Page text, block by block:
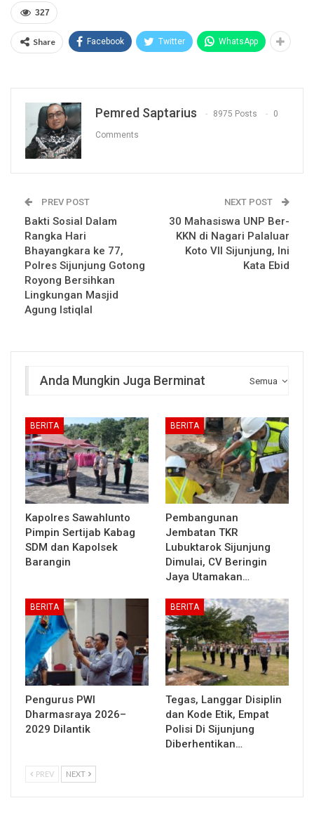
327
Share Facebook Twitter WhatsApp
Pemred Saptarius 8975 Posts 0
Comments
PREV POST
Bakti Sosial Dalam
Rangka Hari
Bhayangkara ke 77,
Polres Sijunjung Gotong
Royong Bersihkan
Lingkungan Masjid
Agung Istiqlal
NEXT POST
30 Mahasiswa UNP Ber-
KKN di Nagari Palaluar
Koto VII Sijunjung, Ini
Kata Ebid
Semua
Anda Mungkin Juga Berminat
BERITA
Kapolres Sawahlunto
Pimpin Sertijab Kabag
SDM dan Kapolsek
Barangin
BERITA
Pembangunan
Jembatan TKR
Lubuktarok Sijunjung
Dimulai, CV Beringin
Jaya Utamakan…
BERITA
Pengurus PWI
Dharmasraya 2026–
2029 Dilantik
BERITA
Tegas, Langgar Disiplin
dan Kode Etik, Empat
Polisi Di Sijunjung
Diberhentikan…
PREV NEXT